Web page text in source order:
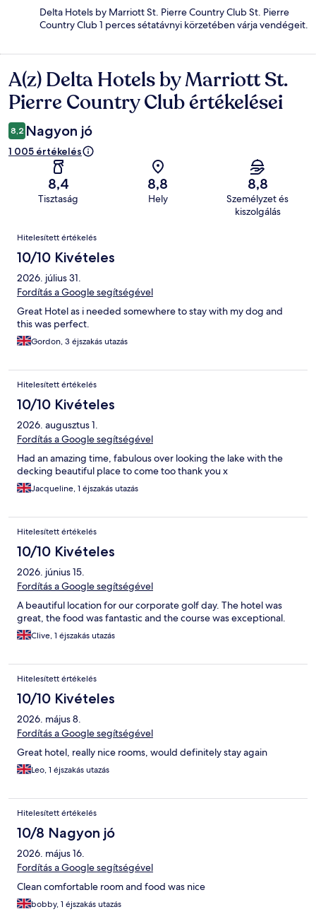
Delta Hotels by Marriott St. Pierre Country Club St. Pierre
Country Club 1 perces sétatávnyi körzetében várja vendégeit.
Értékelések
A(z) Delta Hotels by Marriott St.
Pierre Country Club értékelései
8,2 Nagyon jó
1 005 értékelés
8,4
Tisztaság
8,8
Hely
8,8
Személyzet és
kiszolgálás
Értékelések
Hitelesített értékelés
10/10 Kivételes
2026. július 31.
Fordítás a Google segítségével
Great Hotel as i needed somewhere to stay with my dog and
this was perfect.
Gordon, 3 éjszakás utazás
Hitelesített értékelés
10/10 Kivételes
2026. augusztus 1.
Fordítás a Google segítségével
Had an amazing time, fabulous over looking the lake with the
decking beautiful place to come too thank you x
Jacqueline, 1 éjszakás utazás
Hitelesített értékelés
10/10 Kivételes
2026. június 15.
Fordítás a Google segítségével
A beautiful location for our corporate golf day. The hotel was
great, the food was fantastic and the course was exceptional.
Clive, 1 éjszakás utazás
Hitelesített értékelés
10/10 Kivételes
2026. május 8.
Fordítás a Google segítségével
Great hotel, really nice rooms, would definitely stay again
Leo, 1 éjszakás utazás
Hitelesített értékelés
10/8 Nagyon jó
2026. május 16.
Fordítás a Google segítségével
Clean comfortable room and food was nice
bobby, 1 éjszakás utazás